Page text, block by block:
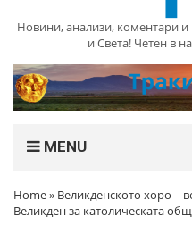
Новини, анализи, коментари
и Света! Четен в
MENU
Home» Великденското хоро –
Великден за католическата